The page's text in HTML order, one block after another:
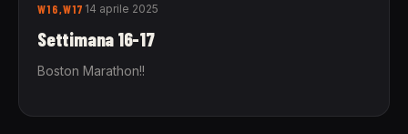
W16,W17 14 aprile 2025
Settimana 16-17
Boston Marathon!!